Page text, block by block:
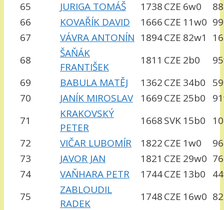
65
JURIGA TOMÁŠ 1738CZE 6w0
66
KOVAŘÍK DAVID 1666CZE 11w0
67
VÁVRA ANTONÍN 1894CZE 82w1
68
ŠAŇÁK
FRANTIŠEK
1811 CZE 2b0
69
BABULA MATĚJ 1362CZE 34b0
70
JANÍK MIROSLAV 1669CZE 25b0
71
KRAKOVSKÝ
PETER
1668SVK15b0
72
VIČAR LUBOMÍR 1822CZE 1w0
73
JAVOR JAN 1821 CZE 29w0
74
VAŇHARA PETR 1744CZE 13b0
75
ZABLOUDIL
RADEK
1748CZE 16w0